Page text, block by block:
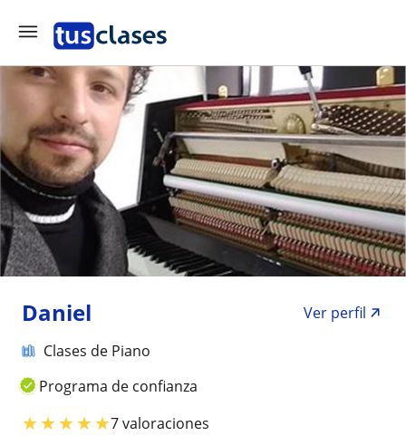
Daniel
Ver perfil
Clases de Piano
Programa de confianza
★★★★★7 valoraciones